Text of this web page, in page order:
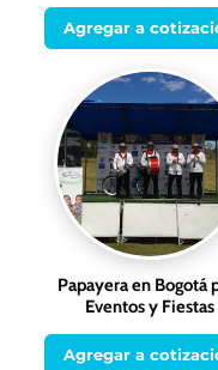
Agregar a
Papayera en Bogotá
Eventos y Fiestas
Agregar a